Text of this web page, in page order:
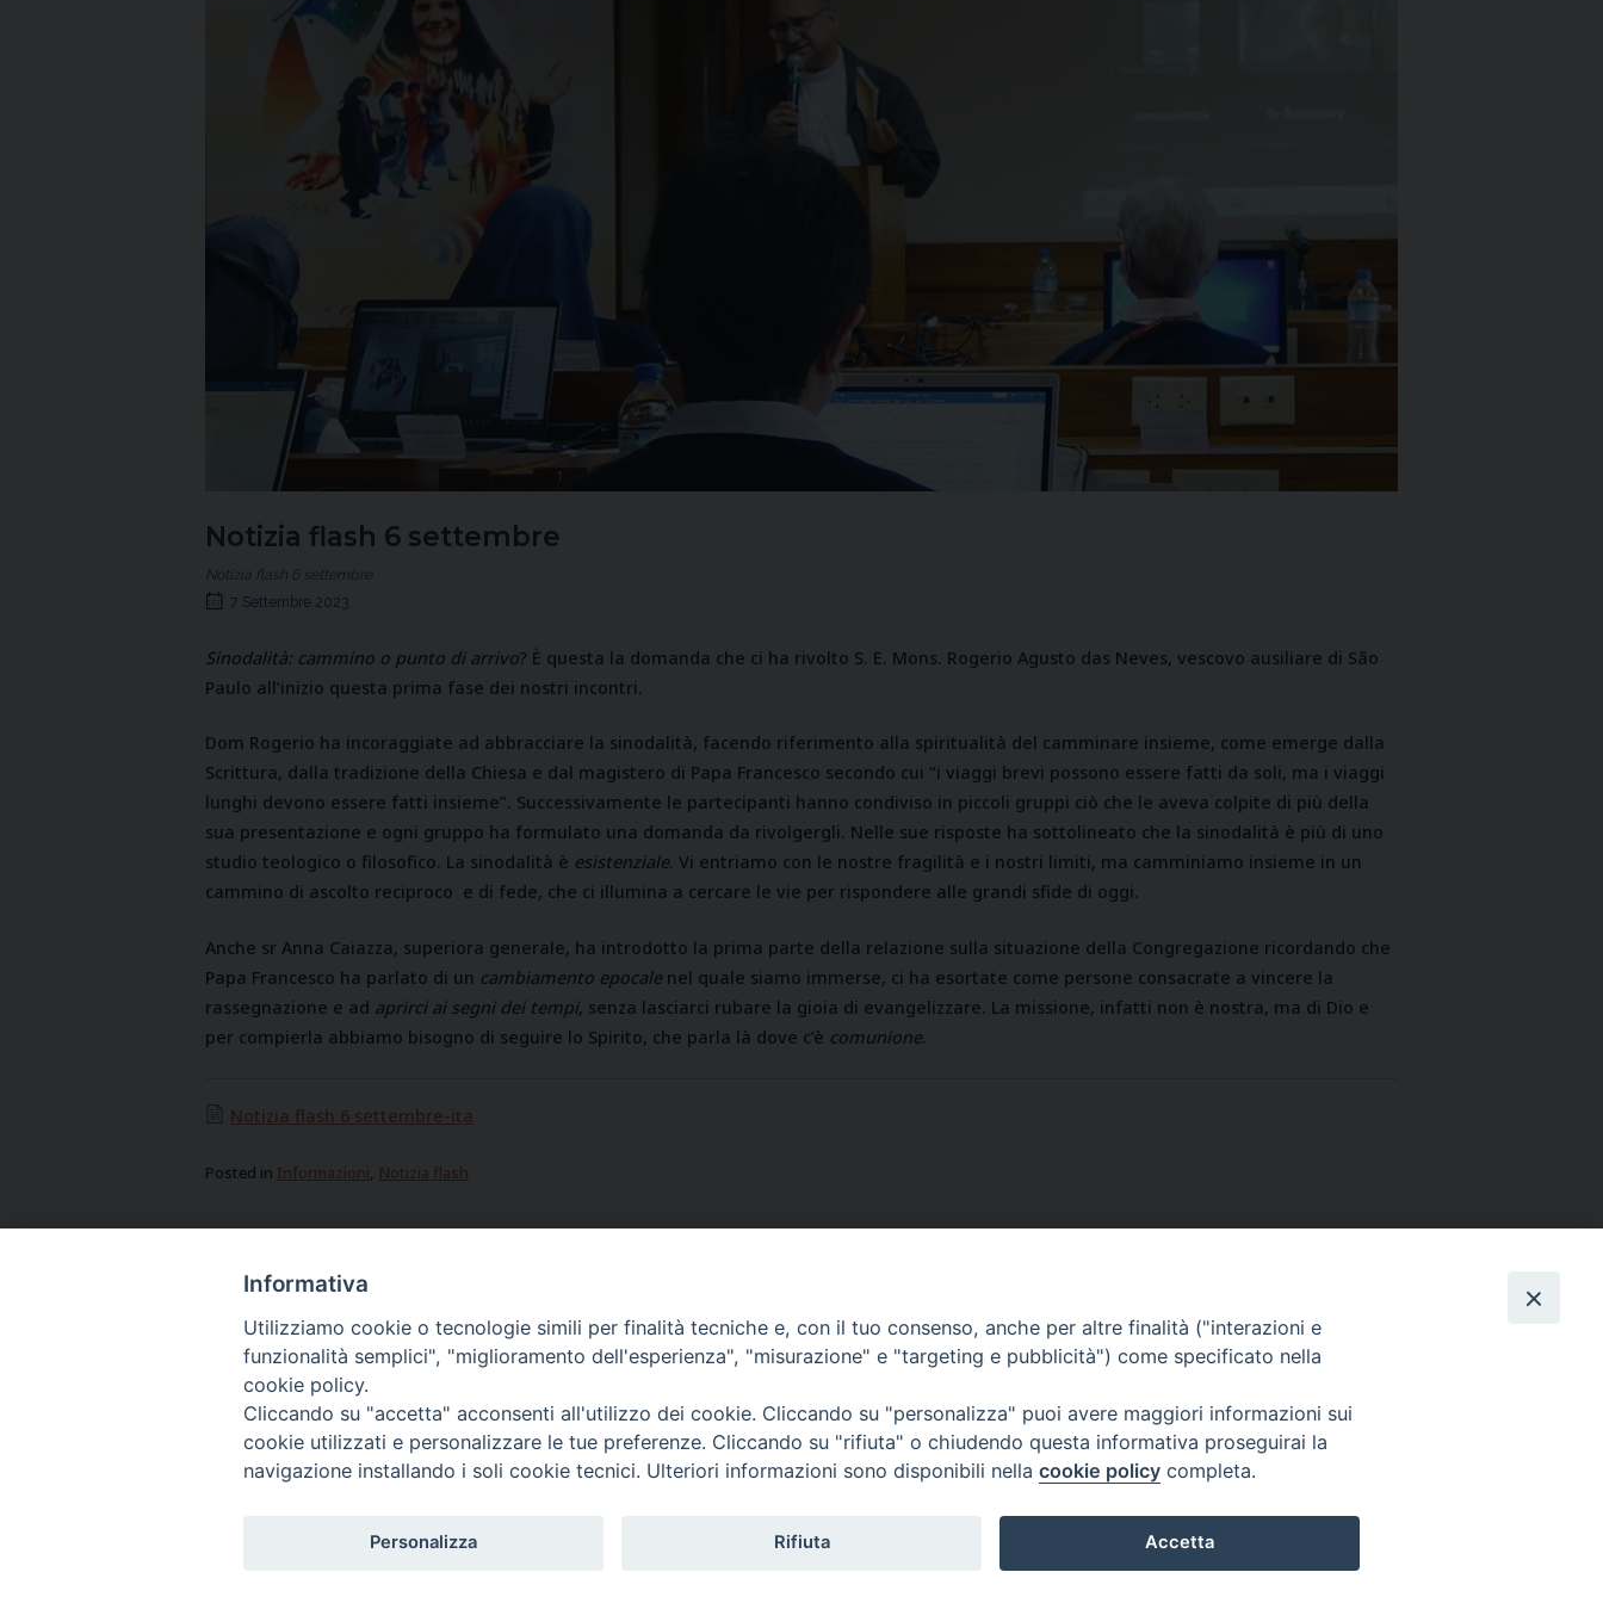
Notizia flash 6 settembre
Notizia flash 6 settembre
7 Settembre 2023
Sinodalità: cammino o punto di arrivo? È questa la domanda che ci ha rivolto S. E. Mons. Rogerio Agusto das Neves, vescovo ausiliare di São
Paulo all’inizio questa prima fase dei nostri incontri.
Dom Rogerio ha incoraggiate ad abbracciare la sinodalità, facendo riferimento alla spiritualità del camminare insieme, come emerge dalla
Scrittura, dalla tradizione della Chiesa e dal magistero di Papa Francesco secondo cui “i viaggi brevi possono essere fatti da soli, ma i viaggi
lunghi devono essere fatti insieme”. Successivamente le partecipanti hanno condiviso in piccoli gruppi ciò che le aveva colpite di più della
sua presentazione e ogni gruppo ha formulato una domanda da rivolgergli. Nelle sue risposte ha sottolineato che la sinodalità è più di uno
studio teologico o filosofico. La sinodalità è esistenziale. Vi entriamo con le nostre fragilità e i nostri limiti, ma camminiamo insieme in un
cammino di ascolto reciproco e di fede, che ci illumina a cercare le vie per rispondere alle grandi sfide di oggi.
Anche sr Anna Caiazza, superiora generale, ha introdotto la prima parte della relazione sulla situazione della Congregazione ricordando che
Papa Francesco ha parlato di un cambiamento epocalenel quale siamo immerse, ci ha esortate come persone consacrate a vincere la
rassegnazione e ad aprirci ai segni dei tempi, senza lasciarci rubare la gioia di evangelizzare. La missione, infatti non è nostra, ma di Dio e
per compierla abbiamo bisogno di seguire lo Spirito, che parla là dove c’è comunione.
Notizia flash 6 settembre-ita
Posted in Informazioni, Notizia flash
Post
navigation
Omelia per la messa di Apertura dell’Intercapitolo – Figlie di San
Paolo
Go to Website:
Italiano
Informativa
Utilizziamo cookie o tecnologie simili per finalità tecniche e, con il tuo consenso, anche per altre finalità ("interazioni e
funzionalità semplici", "miglioramento dell'esperienza", "misurazione" e "targeting e pubblicità") come specificato nella
cookie policy.
Cliccando su "accetta" acconsenti all'utilizzo dei cookie. Cliccando su "personalizza" puoi avere maggiori informazioni sui
cookie utilizzati e personalizzare le tue preferenze. Cliccando su "rifiuta" o chiudendo questa informativa proseguirai la
navigazione installando i soli cookie tecnici. Ulteriori informazioni sono disponibili nella cookie policy completa.
Personalizza Rifiuta Accetta